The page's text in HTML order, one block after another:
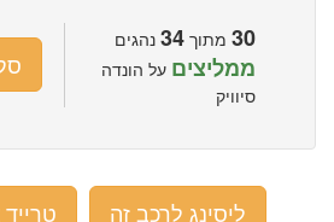
30 מתוך 34 נהגים
ממליצים על הונדה
סיוויק
ליסינג לרכב זה